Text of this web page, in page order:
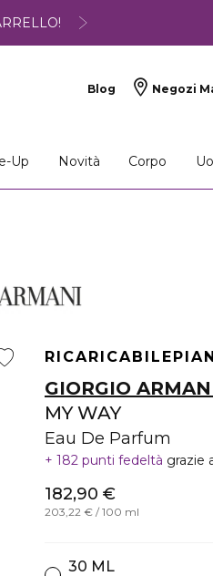
Blog Negozi
Up Novità Corpo
RICARICABILE
GIORGIO
MY WAY
Eau De Parfum
182 punti fedeltà grazie
182,90 €
203,22 € / 100 ml
30 ML